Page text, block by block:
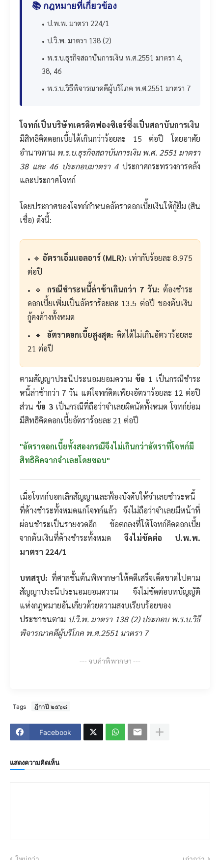
📚 กฎหมายที่เกี่ยวข้อง
ป.พ.พ. มาตรา 224/1
ป.วิ.พ. มาตรา 138 (2)
พ.ร.บ.ธุรกิจสถาบันการเงิน พ.ศ.2551 มาตรา 4,
38, 46
พ.ร.บ.วิธีพิจารณาคดีผู้บริโภค พ.ศ.2551 มาตรา 7
โจทก์เป็นบริษัทเครดิตฟองซิเอร์ซึ่งเป็นสถาบันการเงิน
มีสิทธิคิดดอกเบี้ยได้เกินกว่าร้อยละ 15 ต่อปี โดยอาศัย
อำนาจตาม พ.ร.บ.ธุรกิจสถาบันการเงิน พ.ศ. 2551 มาตรา
38 และ 46 ประกอบมาตรา 4ประกาศกระทรวงการคลัง
และประกาศโจทก์
โดยประกาศของโจทก์กำหนดอัตราดอกเบี้ยเงินให้กู้ยืม (สิน
เชื่อ) ดังนี้:
🔹 อัตราเอ็มแอลอาร์ (MLR): เท่ากับร้อยละ 8.975
ต่อปี
🔹 กรณีชำระหนี้ล่าช้าเกินกว่า 7 วัน: ต้องชำระ
ดอกเบี้ยเพิ่มเป็นอัตราร้อยละ 13.5 ต่อปี ของต้นเงิน
กู้คงค้างทั้งหมด
🔹 อัตราดอกเบี้ยสูงสุด: คิดได้ไม่เกินอัตราร้อยละ
21 ต่อปี
ตามสัญญาประนีประนอมยอมความ ข้อ 1 เป็นกรณีชำระ
หนี้ล่าช้ากว่า 7 วัน แต่โจทก์คิดเพียงอัตราร้อยละ 12 ต่อปี
ส่วน ข้อ 3เป็นกรณีที่ถือว่าจำเลยผิดนัดทั้งหมด โจทก์ย่อม
มีสิทธิคิดดอกเบี้ยอัตราร้อยละ 21 ต่อปี
"อัตราดอกเบี้ยทั้งสองกรณีจึงไม่เกินกว่าอัตราที่โจทก์มี
สิทธิคิดจากจำเลยโดยชอบ"
เมื่อโจทก์บอกเลิกสัญญาและฟ้องบังคับให้จำเลยชำระหนี้
ที่ค้างชำระทั้งหมดแก่โจทก์แล้ว จึงไม่ถือว่าจำเลยมีหน้าที่
ผ่อนชำระเป็นรายงวดอีก ข้อตกลงที่ให้โจทก์คิดดอกเบี้ย
จากต้นเงินที่ค้างชำระทั้งหมด จึงไม่ขัดต่อ ป.พ.พ.
มาตรา 224/1
บทสรุป: ที่ศาลชั้นต้นพิพากษาให้คดีเสร็จเด็ดขาดไปตาม
สัญญาประนีประนอมยอมความ จึงไม่ขัดต่อบทบัญญัติ
แห่งกฎหมายอันเกี่ยวด้วยความสงบเรียบร้อยของ
ประชาชนตาม ป.วิ.พ. มาตรา 138 (2) ประกอบ พ.ร.บ.วิธี
พิจารณาคดีผู้บริโภค พ.ศ.2551 มาตรา 7
--- จบคำพิพากษา ---
Tags ฎีกาปี ๒๕๖๘
Facebook
แสดงความคิดเห็น